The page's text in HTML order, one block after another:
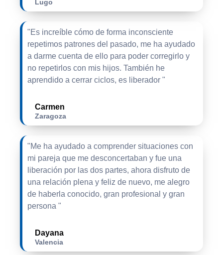
Lugo
"Es increíble cómo de forma inconsciente
repetimos patrones del pasado, me ha ayudado
a darme cuenta de ello para poder corregirlo y
no repetirlos con mis hijos. También he
aprendido a cerrar ciclos, es liberador "
Carmen
Zaragoza
"Me ha ayudado a comprender situaciones con
mi pareja que me desconcertaban y fue una
liberación por las dos partes, ahora disfruto de
una relación plena y feliz de nuevo, me alegro
de haberla conocido, gran profesional y gran
persona "
Dayana
Valencia